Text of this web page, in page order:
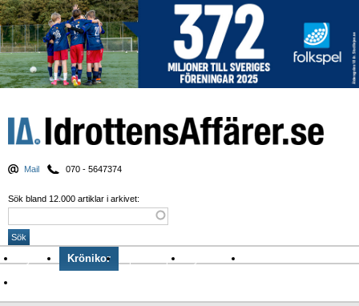
Mail 070 - 5647374
Sök bland 12.000 artiklar i arkivet:
Nyheter Krönikor Sport & spel Nyhetsbrev